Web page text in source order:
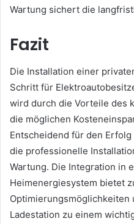
Wartung sichert die
Fazit
Die Installation einer
Schritt für
wird durch die Vorteile des
die möglichen
Entscheidend für den
die professionelle
Wartung. Die Integration in
Heimenergiesystem bietet
Optimierungsmöglichkeiten
Ladestation zu einem